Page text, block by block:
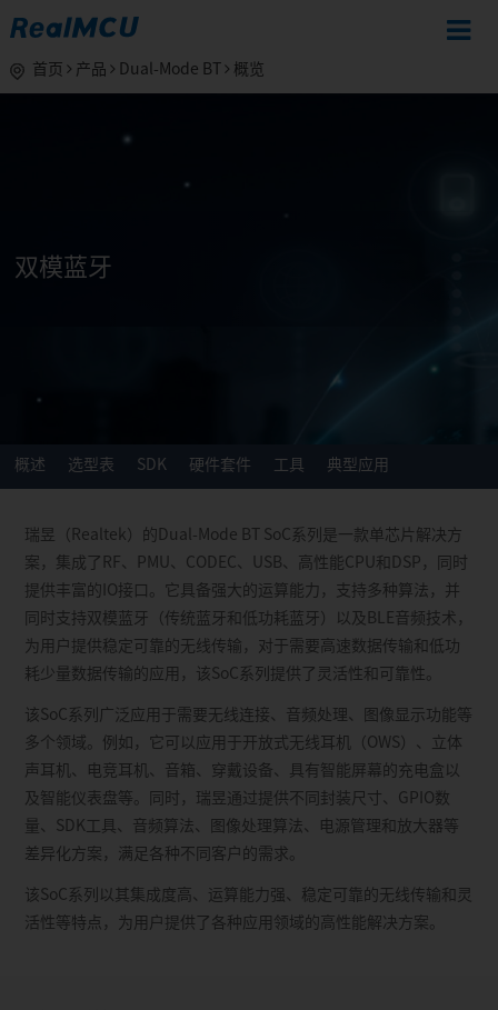
首页 产品 Dual-Mode BT 概览
双模蓝牙
概述 选型表 SDK 硬件套件 工具 典型应用
瑞昱（Realtek）的Dual-Mode BT SoC系列是一款单芯片解决方
案，集成了RF、PMU、CODEC、USB、高性能CPU和DSP，同时
提供丰富的IO接口。它具备强大的运算能力，支持多种算法，并
同时支持双模蓝牙（传统蓝牙和低功耗蓝牙）以及BLE音频技术，
为用户提供稳定可靠的无线传输，对于需要高速数据传输和低功
耗少量数据传输的应用，该SoC系列提供了灵活性和可靠性。
该SoC系列广泛应用于需要无线连接、音频处理、图像显示功能等
多个领域。例如，它可以应用于开放式无线耳机（OWS）、立体
声耳机、电竞耳机、音箱、穿戴设备、具有智能屏幕的充电盒以
及智能仪表盘等。同时，瑞昱通过提供不同封装尺寸、GPIO数
量、SDK工具、音频算法、图像处理算法、电源管理和放大器等
差异化方案，满足各种不同客户的需求。
该SoC系列以其集成度高、运算能力强、稳定可靠的无线传输和灵
活性等特点，为用户提供了各种应用领域的高性能解决方案。